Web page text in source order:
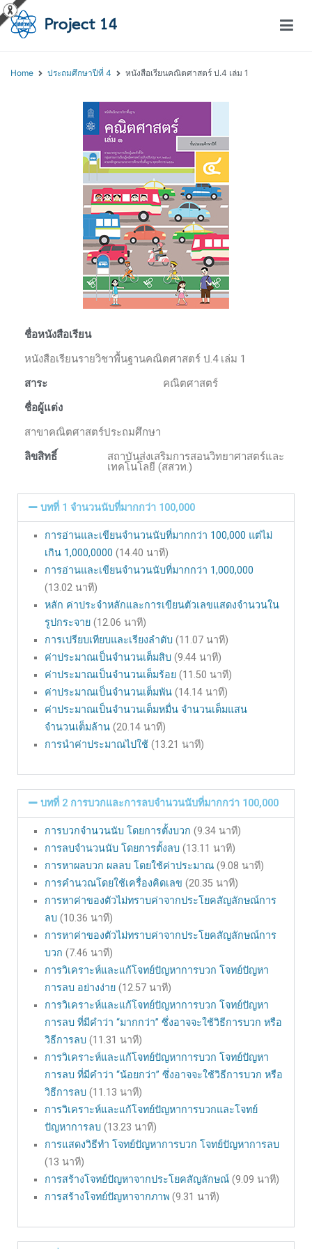
Home ประถมศึกษาปีที่ 4 หนังสือเรียนคณิตศาสตร์ ป.4 เล่ม 1
ชื่อหนังสือเรียน
หนังสือเรียนรายวิชาพื้นฐานคณิตศาสตร์ ป.4 เล่ม 1
สาระ
คณิตศาสตร์
ชื่อผู้แต่ง
สาขาคณิตศาสตร์ประถมศึกษา
ลิขสิทธิ์
สถาบันส่งเสริมการสอนวิทยาศาสตร์และ
เทคโนโลยี (สสวท.)
บทที่ 1 จำนวนนับที่มากกว่า 100,000
การอ่านและเขียนจำนวนนับที่มากกว่า 100,000 แต่ไม่
เกิน 1,000,0000 (14.40 นาที)
การอ่านและเขียนจำนวนนับที่มากกว่า 1,000,000
(13.02 นาที)
หลัก ค่าประจำหลักและการเขียนตัวเลขแสดงจำนวนใน
รูปกระจาย (12.06 นาที)
การเปรียบเทียบและเรียงลำดับ (11.07 นาที)
ค่าประมาณเป็นจำนวนเต็มสิบ (9.44 นาที)
ค่าประมาณเป็นจำนวนเต็มร้อย (11.50 นาที)
ค่าประมาณเป็นจำนวนเต็มพัน (14.14 นาที)
ค่าประมาณเป็นจำนวนเต็มหมื่น จำนวนเต็มแสน
จำนวนเต็มล้าน (20.14 นาที)
การนำค่าประมาณไปใช้ (13.21 นาที)
บทที่ 2 การบวกและการลบจำนวนนับที่มากกว่า 100,000
การบวกจำนวนนับ โดยการตั้งบวก (9.34 นาที)
การลบจำนวนนับ โดยการตั้งลบ (13.11 นาที)
การหาผลบวก ผลลบ โดยใช้ค่าประมาณ (9.08 นาที)
การคำนวณโดยใช้เครื่องคิดเลข(20.35 นาที)
การหาค่าของตัวไม่ทราบค่าจากประโยคสัญลักษณ์การ
ลบ (10.36 นาที)
การหาค่าของตัวไม่ทราบค่าจากประโยคสัญลักษณ์การ
บวก (7.46 นาที)
การวิเคราะห์และแก้โจทย์ปัญหาการบวก โจทย์ปัญหา
การลบ อย่างง่าย (12.57 นาที)
การวิเคราะห์และแก้โจทย์ปัญหาการบวก โจทย์ปัญหา
การลบ ที่มีคำว่า “มากกว่า” ซึ่งอาจจะใช้วิธีการบวก หรือ
วิธีการลบ (11.31 นาที)
การวิเคราะห์และแก้โจทย์ปัญหาการบวก โจทย์ปัญหา
การลบ ที่มีคำว่า “น้อยกว่า” ซึ่งอาจจะใช้วิธีการบวก หรือ
วิธีการลบ (11.13 นาที)
การวิเคราะห์และแก้โจทย์ปัญหาการบวกและโจทย์
ปัญหาการลบ (13.23 นาที)
การแสดงวิธีทำ โจทย์ปัญหาการบวก โจทย์ปัญหาการลบ
(13 นาที)
การสร้างโจทย์ปัญหาจากประโยคสัญลักษณ์ (9.09 นาที)
การสร้างโจทย์ปัญหาจากภาพ (9.31 นาที)